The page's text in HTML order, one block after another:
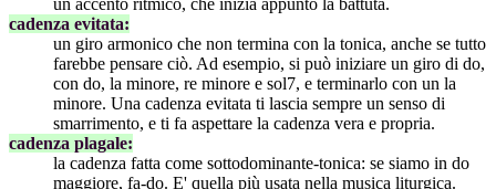
cadenza evitata:
un giro armonico che non termina con la tonica, anche se tutto
farebbe pensare ciò. Ad esempio, si può iniziare un giro di do,
con do, la minore, re minore e sol7, e terminarlo con un la
minore. Una cadenza evitata ti lascia sempre un senso di
smarrimento, e ti fa aspettare la cadenza vera e propria.
cadenza plagale:
la cadenza fatta come sottodominante-tonica: se siamo in do
maggiore, fa-do. E' quella più usata nella musica liturgica.